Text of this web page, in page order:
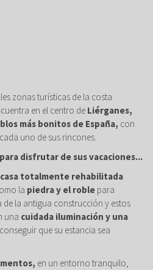
zonas turísticas de la costa
en el centro de Liérganes,
más bonitos de España, con
uno de sus rincones.
disfrutar de sus vacaciones...
casa totalmente rehabilitada
la piedra y el roble para
de la antigua construcción y estos
una cuidada iluminación y una
que su estancia sea
en un entorno tranquilo,